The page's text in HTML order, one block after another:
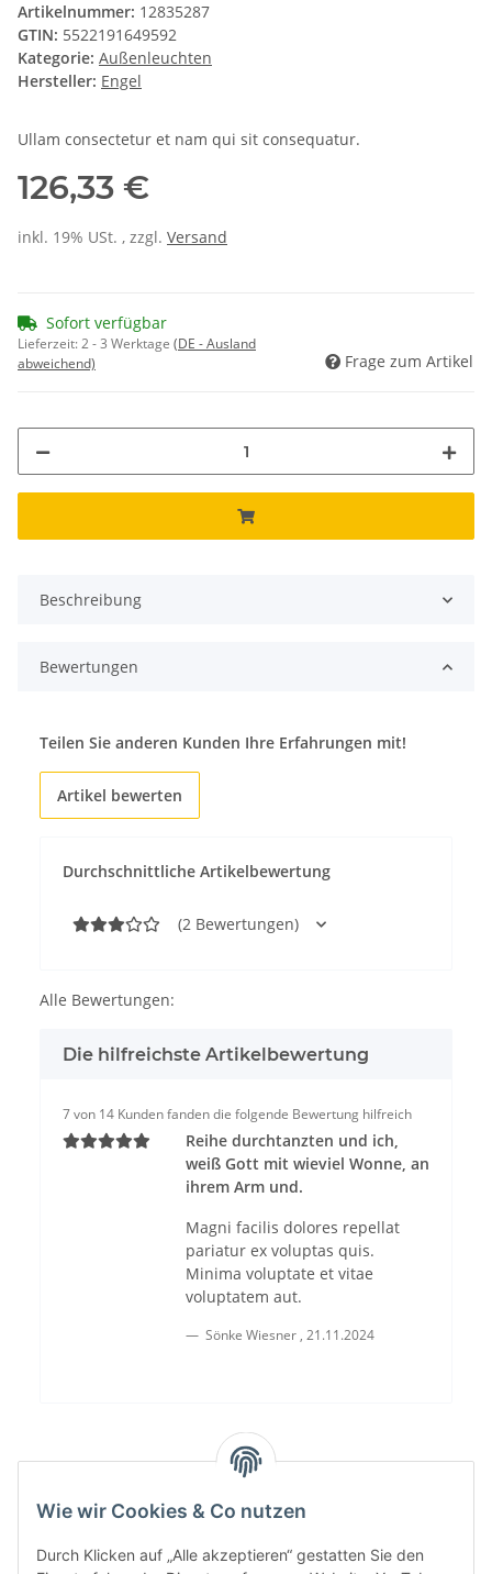
Artikelnummer: 12835287
GTIN: 5522191649592
Kategorie: Außenleuchten
Hersteller: Engel
Ullam consectetur et nam qui sit consequatur.
126,33 €
inkl. 19% USt. , zzgl. Versand
Sofort verfügbar
Lieferzeit:2 - 3 Werktage (DE - Ausland
abweichend)
Frage zum Artikel
Beschreibung
Bewertungen
Durchschnittliche Artikelbewertung
(2 Bewertungen)
Teilen Sie anderen Kunden Ihre Erfahrungen mit!
Artikel bewerten
Alle Bewertungen:
Die hilfreichste Artikelbewertung
7 von 14 Kunden fanden die folgende Bewertung hilfreich
Reihe durchtanzten und ich,
weiß Gott mit wieviel Wonne, an
ihrem Arm und.
Magni facilis dolores repellat
pariatur ex voluptas quis.
Minima voluptate et vitae
voluptatem aut.
Sönke Wiesner , 21.11.2024
Wie wir Cookies & Co nutzen
Durch Klicken auf „Alle akzeptieren“ gestatten Sie den